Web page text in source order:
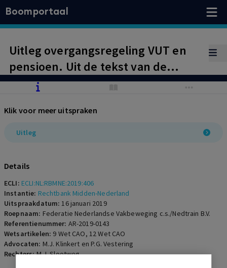
Boomportaal
Uitleg overgangsregeling VUT en
pensioen. Uit de tekst van de
regeling volgt dat niet bedoeld is
bereiken van de 65-jarige leeftijd te
garanderen. Vorderingen FNV
Klik voor meer uitspraken
Uitleg
Details
ECLI: ECLI:NL:RBMNE:2019:406
Instantie: Rechtbank Midden-Nederland
Uitspraakdatum:16 januari 2019
Roepnaam: Federatie Nederlandse Vakbeweging c.s./Nedtrain B.V.
Referentienummer: AR-2019-0143
Wetsartikelen: 9 Wet CAO, 12 Wet CAO
Advocaten: M.J. Klinkert en P.G. Vestering
Rechters:M.J. Slootweg